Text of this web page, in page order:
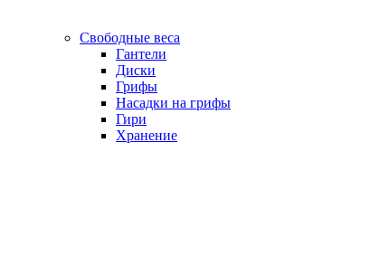
Свободные веса
Гантели
Диски
Грифы
Насадки на грифы
Гири
Хранение